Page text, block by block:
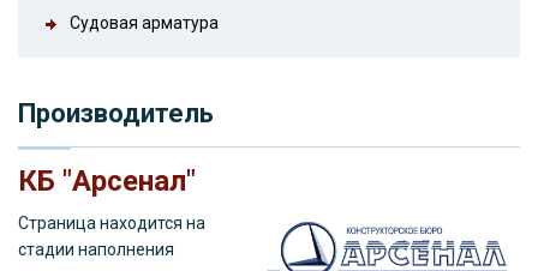
Судовая арматура
Производитель
КБ "Арсенал"
Страница находится на
стадии наполнения